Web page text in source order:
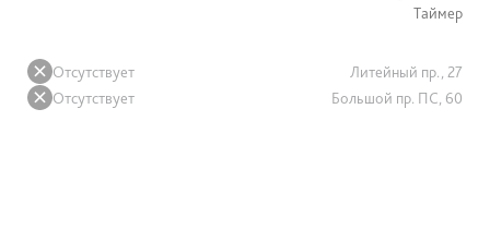
Таймер
Отсутствует
Литейный пр., 27
Отсутствует
Большой пр. ПС, 60